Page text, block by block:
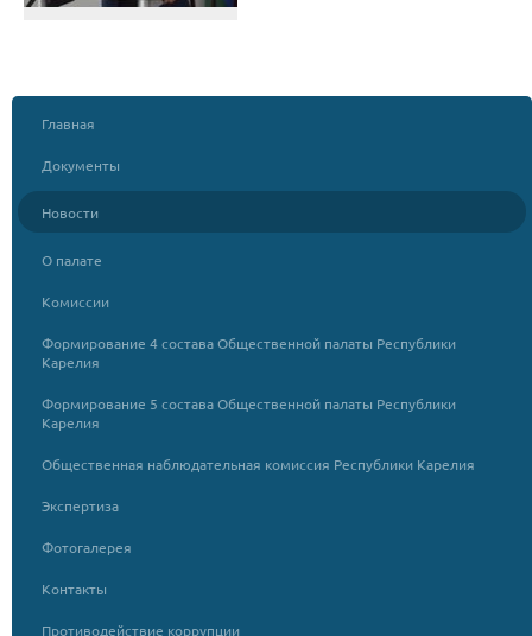
Главная
Документы
Новости
О палате
Комиссии
Формирование 4 состава Общественной палаты Республики
Карелия
Формирование 5 состава Общественной палаты Республики
Карелия
Общественная наблюдательная комиссия Республики Карелия
Экспертиза
Фотогалерея
Контакты
Противодействие коррупции